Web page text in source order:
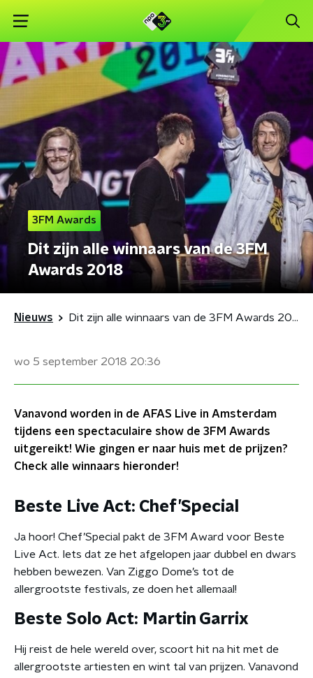
3FM Awards
Dit zijn alle winnaars van de 3FM
Awards 2018
Nieuws Dit zijn alle winnaars van de 3FM Awards 2018
wo 5 september 2018 20:36
Vanavond worden in de AFAS Live in Amsterdam
tijdens een spectaculaire show de 3FM Awards
uitgereikt! Wie gingen er naar huis met de prijzen?
Check alle winnaars hieronder!
Beste Live Act: Chef’Special
Ja hoor! Chef’Special pakt de 3FM Award voor Beste
Live Act. Iets dat ze het afgelopen jaar dubbel en dwars
hebben bewezen. Van Ziggo Dome’s tot de
allergrootste festivals, ze doen het allemaal!
Beste Solo Act: Martin Garrix
Hij reist de hele wereld over, scoort hit na hit met de
allergrootste artiesten en wint tal van prijzen. Vanavond